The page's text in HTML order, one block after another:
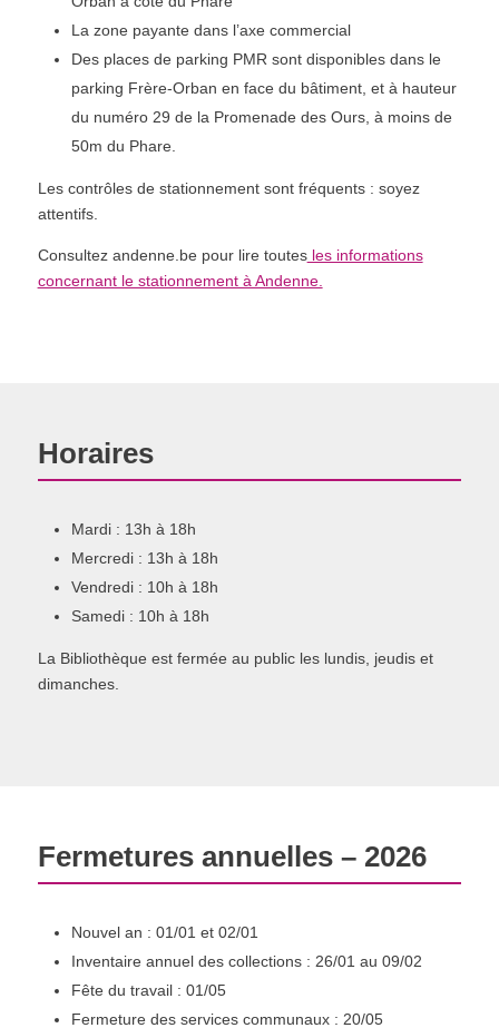
La zone payante dans l’axe commercial
Des places de parking PMR sont disponibles dans le
parking Frère-Orban en face du bâtiment, et à hauteur
du numéro 29 de la Promenade des Ours, à moins de
50m du Phare.
Les contrôles de stationnement sont fréquents : soyez
attentifs.
Consultez andenne.be pour lire toutesles informations
concernant le stationnement à Andenne.
Horaires
Mardi : 13h à 18h
Mercredi : 13h à 18h
Vendredi : 10h à 18h
Samedi : 10h à 18h
La Bibliothèque est fermée au public les lundis, jeudis et
dimanches.
Fermetures annuelles – 2026
Nouvel an : 01/01 et 02/01
Inventaire annuel des collections : 26/01 au 09/02
Fête du travail : 01/05
Fermeture des services communaux : 20/05